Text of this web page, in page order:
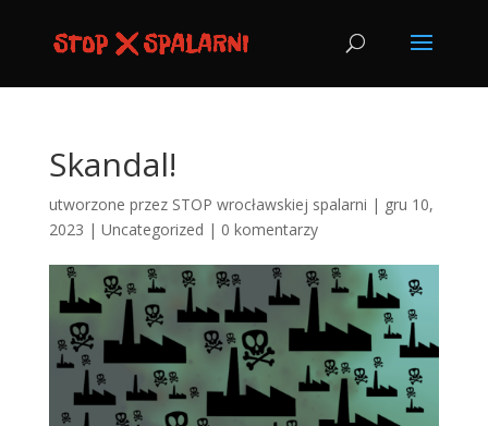
Skandal!
utworzone przez STOP wrocławskiej spalarni | gru 10,
2023 | Uncategorized | 0 komentarzy